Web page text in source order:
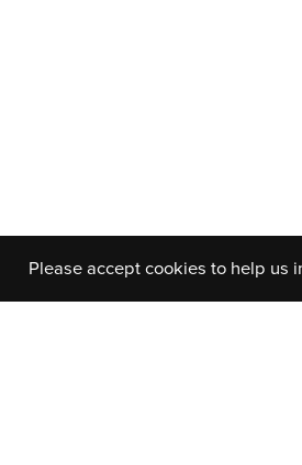
Please accept cookies to help us